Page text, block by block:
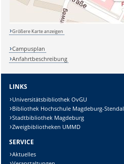
Größere Karte anzeigen
Campusplan
Anfahrtbeschreibung
LINKS
Universitätsbibliothek OvGU
Bibliothek Hochschule Magdeburg-Stendal
Stadtbibliothek Magdeburg
Zweigbibliotheken UMMD
SERVICE
Aktuelles